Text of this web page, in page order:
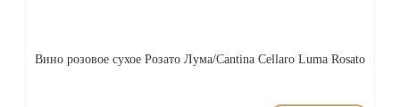
Вино розовое сухое Розато Лума/Cantina Cellaro Luma Rosato